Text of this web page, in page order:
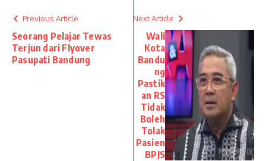
Previous Article
Seorang Pelajar Tewas
Terjun dari Flyover
Pasupati Bandung
Next Article
Wali
Kota
Bandu
ng
Pastik
an RS
Tidak
Boleh
Tolak
Pasien
BPJS